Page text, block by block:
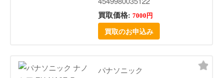
買取価格: 7000円
買取のお申込み
パナソニック